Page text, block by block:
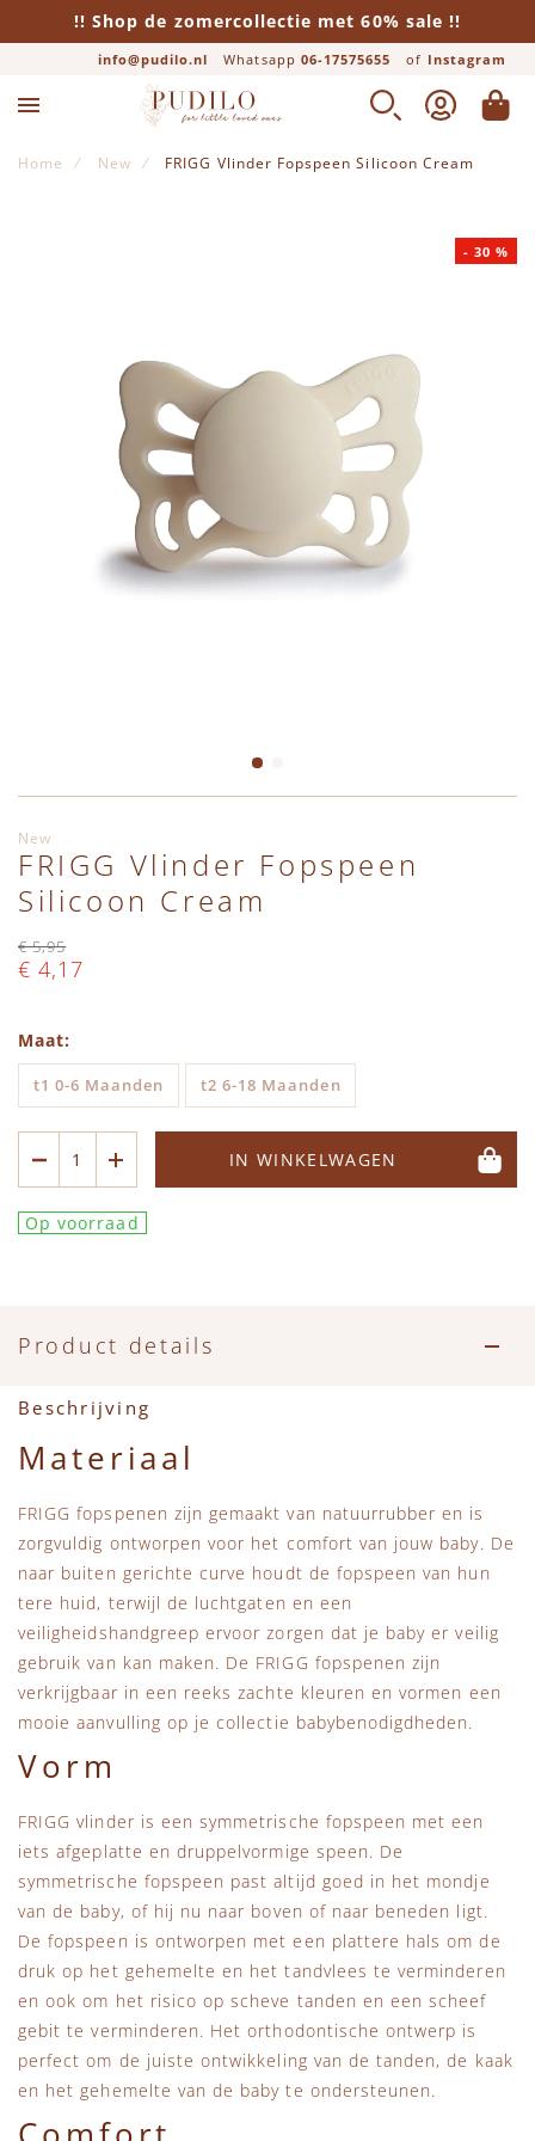
!! Shop de zomercollectie met 60% sale !!
info@pudilo.nl Whatsapp 06-17575655 of Instagram
ZOEK ACCOUNT
Home New FRIGG Vlinder Fopspeen Silicoon Cream
Ga naar het begin van de afbeeldingen-gallerij
- 30 %
New
FRIGG Vlinder Fopspeen
Silicoon Cream
€ 4,17
€ 5,95
Maat
t1 0-6 Maanden t2 6-18 Maanden
IN WINKELWAGEN
Op voorraad
Product details
Beschrijving
Materiaal
FRIGG fopspenen zijn gemaakt van natuurrubber en is
zorgvuldig ontworpen voor het comfort van jouw baby. De
naar buiten gerichte curve houdt de fopspeen van hun
tere huid, terwijl de luchtgaten en een
veiligheidshandgreep ervoor zorgen dat je baby er veilig
gebruik van kan maken. De FRIGG fopspenen zijn
verkrijgbaar in een reeks zachte kleuren en vormen een
mooie aanvulling op je collectie babybenodigdheden.
Vorm
FRIGG vlinder is een symmetrische fopspeen met een
iets afgeplatte en druppelvormige speen. De
symmetrische fopspeen past altijd goed in het mondje
van de baby, of hij nu naar boven of naar beneden ligt.
De fopspeen is ontworpen met een plattere hals om de
druk op het gehemelte en het tandvlees te verminderen
en ook om het risico op scheve tanden en een scheef
gebit te verminderen. Het orthodontische ontwerp is
perfect om de juiste ontwikkeling van de tanden, de kaak
en het gehemelte van de baby te ondersteunen.